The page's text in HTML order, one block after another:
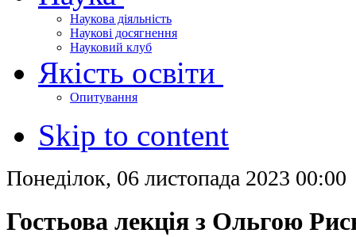
Наукова діяльність
Наукові досягнення
Науковий клуб
Якість освіти
Опитування
Skip to content
Понеділок, 06 листопада 2023 00:00
Гостьова лекція з Ольгою